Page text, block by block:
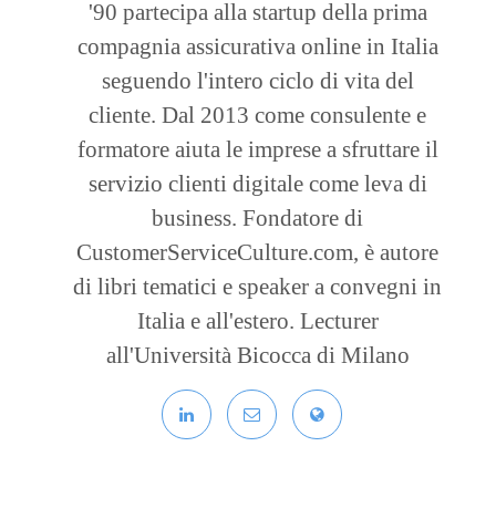
'90 partecipa alla startup della prima
compagnia assicurativa online in Italia
seguendo l'intero ciclo di vita del
cliente. Dal 2013 come consulente e
formatore aiuta le imprese a sfruttare il
servizio clienti digitale come leva di
business. Fondatore di
CustomerServiceCulture.com, è autore
di libri tematici e speaker a convegni in
Italia e all'estero. Lecturer
all'Università Bicocca di Milano